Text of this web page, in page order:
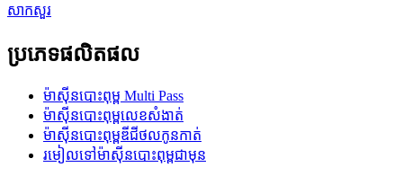
សាកសួរ
ប្រភេទផលិតផល
ម៉ាស៊ីនបោះពុម្ព Multi Pass
ម៉ាស៊ីនបោះពុម្ពលេខសំងាត់
ម៉ាស៊ីនបោះពុម្ពឌីជីថលកូនកាត់
រមៀលទៅម៉ាស៊ីនបោះពុម្ពជាមុន